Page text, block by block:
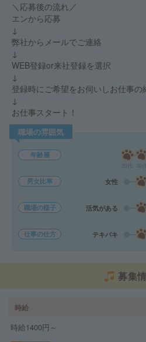
＼応募後の流れ／
エンから応募
↓
弊社からメールでご連絡
↓
WEB登録or来社登録を選択
↓
登録時にご希望をお伺いしお仕事の
↓
お仕事スタート！
職場の雰囲気
年齢層
男女比率 女性
職場の様子 活気がある
仕事の仕方 テキパキ
募集
時給
時給1400円～